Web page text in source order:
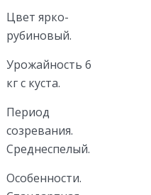
Цвет ярко-
рубиновый.
Урожайность 6
кг с куста.
Период
созревания.
Среднеспелый.
Особенности.